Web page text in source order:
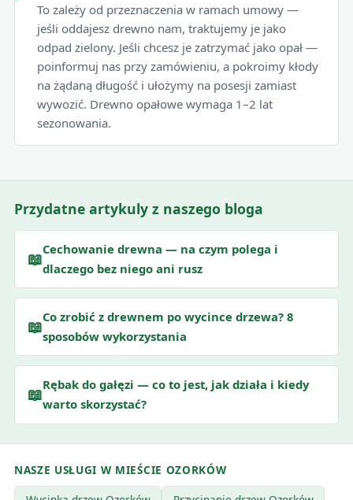
To zależy od przeznaczenia w ramach umowy —
jeśli oddajesz drewno nam, traktujemy je jako
odpad zielony. Jeśli chcesz je zatrzymać jako opał —
poinformuj nas przy zamówieniu, a pokroimy kłody
na żądaną długość i ułożymy na posesji zamiast
wywozić. Drewno opałowe wymaga 1–2 lat
sezonowania.
Przydatne artykuly z naszego bloga
📖Cechowanie drewna — na czym polega i
dlaczego bez niego ani rusz
📖Co zrobić z drewnem po wycince drzewa? 8
sposobów wykorzystania
📖Rębak do gałęzi — co to jest, jak działa i kiedy
warto skorzystać?
NASZE USŁUGI W MIEŚCIE OZORKÓW